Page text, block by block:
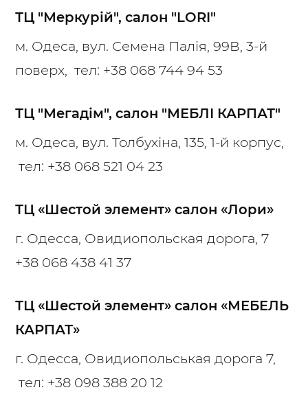
ТЦ "Меркурій", салон "LORI"
м. Одеса, вул. Семена Палія, 99В, 3-й
поверх, тел: +38 068 744 94 53
ТЦ "Мегадім", салон "МЕБЛІ КАРПАТ"
м. Одеса, вул. Толбухіна, 135, 1-й корпус,
тел: +38 068 521 04 23
ТЦ «Шестой элемент» салон «Лори»
г. Одесса, Овидиопольская дорога, 7
+38 068 438 41 37
ТЦ «Шестой элемент» салон «МЕБЕЛЬ
КАРПАТ»
г. Одесса, Овидиопольськая дорога 7,
тел: +38 098 388 20 12